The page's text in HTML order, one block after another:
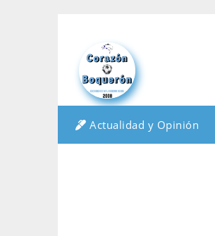
Actualidad y Opinión